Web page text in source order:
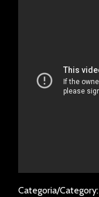
Categoria/Category: